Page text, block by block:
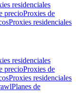
residenciales
precioProxies de
Proxies residenciales
residenciales
precioProxies de
Proxies residenciales
Planes de